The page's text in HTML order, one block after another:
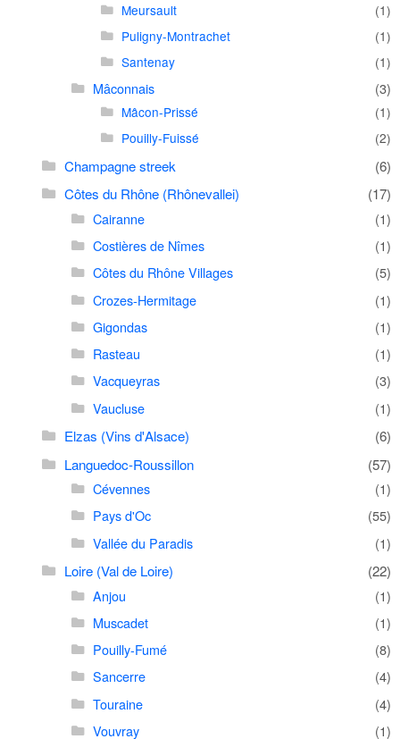
Meursault
(1)
Puligny-Montrachet
(1)
Santenay
(1)
Mâconnais (3)
Mâcon-Prissé
(1)
Pouilly-Fuissé
(2)
Champagne streek
(6)
Côtes du Rhône (Rhônevallei)
(17)
Cairanne
(1)
Costières de Nîmes
(1)
Côtes du Rhône Villages
(5)
Crozes-Hermitage
(1)
Gigondas
(1)
Rasteau
(1)
Vacqueyras
(3)
Vaucluse
(1)
Elzas (Vins d'Alsace)
(6)
Languedoc-Roussillon
(57)
Cévennes
(1)
Pays d'Oc
(55)
Vallée du Paradis
(1)
Loire (Val de Loire)
(22)
Anjou
(1)
Muscadet
(1)
Pouilly-Fumé
(8)
Sancerre
(4)
Touraine
(4)
Vouvray
(1)